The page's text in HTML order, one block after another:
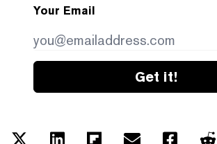
Your Email
Get it!